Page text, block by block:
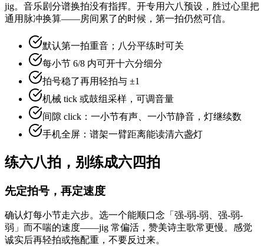
jig。音乐剧分谱换拍没有指挥。开专用六八预设，胜过心里把
通用脉冲换算——房间累了的时候，第一拍仍然可信。
默认第一拍重音；八分平练时可关
每小节 6/8 内可开十六分细分
拍号稳了再用轻拍与 ±1
机械 tick 或鼓组采样，可调音量
间隙 click：一小节有声、一小节静音，灯继续数
手机全屏：谱架一臂距离能读清六盏灯
练六八拍，别练成六四拍
先定拍号，再定速度
确认灯每小节走六步。选一个能顺口念「强-弱-弱、强-弱-
弱」而不喘的速度——jig 常偏活，赞美诗主歌常更慢。感觉
诚实后再轻拍或拖配重，不要反过来。